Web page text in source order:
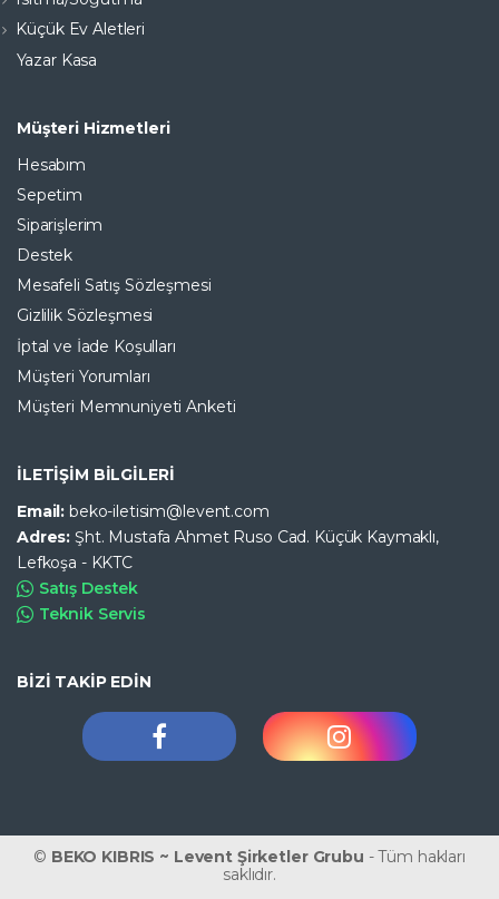
Küçük Ev Aletleri
Yazar Kasa
Müşteri Hizmetleri
Hesabım
Sepetim
Siparişlerim
Destek
Mesafeli Satış Sözleşmesi
Gizlilik Sözleşmesi
İptal ve İade Koşulları
Müşteri Yorumları
Müşteri Memnuniyeti Anketi
İLETİŞİM BİLGİLERİ
Email:beko-iletisim@levent.com
Adres:Şht. Mustafa Ahmet Ruso Cad. Küçük Kaymaklı,
Lefkoşa - KKTC
Satış Destek
Teknik Servis
BİZİ TAKİP EDİN
© BEKO KIBRIS ~ Levent Şirketler Grubu - Tüm hakları
saklıdır.